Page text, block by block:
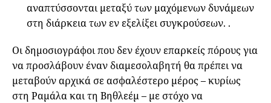
αναπτύσσονται μεταξύ των μαχόμενων δυνάμεων
στη διάρκεια των εν εξελίξει συγκρούσεων. .
Οι δημοσιογράφοι που δεν έχουν επαρκείς πόρους για
να προσλάβουν έναν διαμεσολαβητή θα πρέπει να
μεταβούν αρχικά σε ασφαλέστερο μέρος – κυρίως
στη Ραμάλα και τη Βηθλεέμ – με στόχο να